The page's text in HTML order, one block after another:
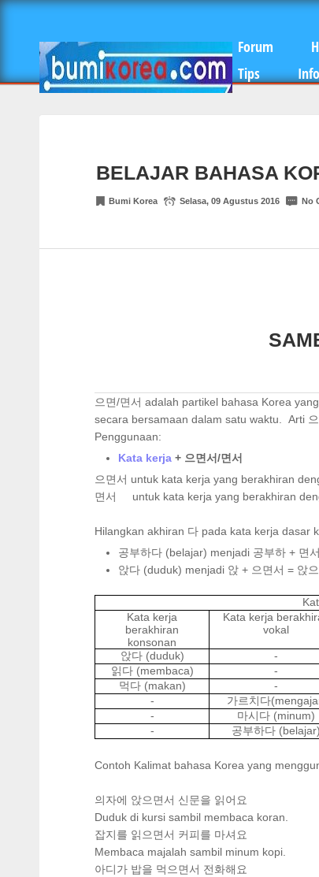
Forum
Tips
Info
BELAJAR BAHASA
Bumi Korea Selasa, 09 Agustus 2016 No
으면/면서 adalah partikel bahasa Korea
secara bersamaan dalam satu waktu. Arti
Penggunaan:
Kata kerja + 으면서/면서
으면서 untuk kata kerja yang berakhiran
면서 untuk kata kerja yang berakhiran
Hilangkan akhiran 다 pada kata kerja dasar
공부하다 (belajar) menjadi 공부하 + 면
앉다 (duduk) menjadi 앉 + 으면서 = 앉
Kata kerja
berakhiran
konsonan
Kata kerja
vokal
앉다(duduk) -
읽다 (membaca) -
먹다(makan) -
-
가르치다
-
마시다 (minum)
-
공부하다 (belajar)
Contoh Kalimat bahasa Korea yang
의자에 앉으면서 신문을 읽어요
Duduk di kursi sambil membaca koran.
잡지를 읽으면서 커피를 마셔요
Membaca majalah sambil minum kopi.
아디가 밥을 먹으면서 전화해요